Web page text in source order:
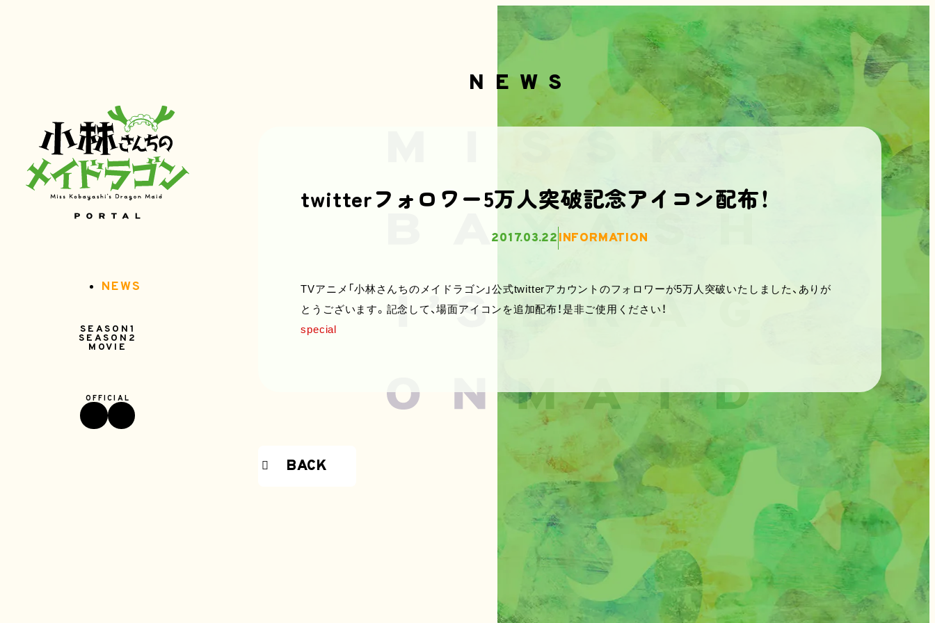
NEWS
SEASON1
SEASON2
MOVIE
NEWS
twitterフォロワー5万人突破記念アイコン配布！
2017.03.22INFORMATION
TVアニメ「小林さんちのメイドラゴン」公式twitterアカウントのフォロワーが5万人突破いたしました、ありが
とうございます。記念して、場面アイコンを追加配布！是非ご使用ください！
special
BACK